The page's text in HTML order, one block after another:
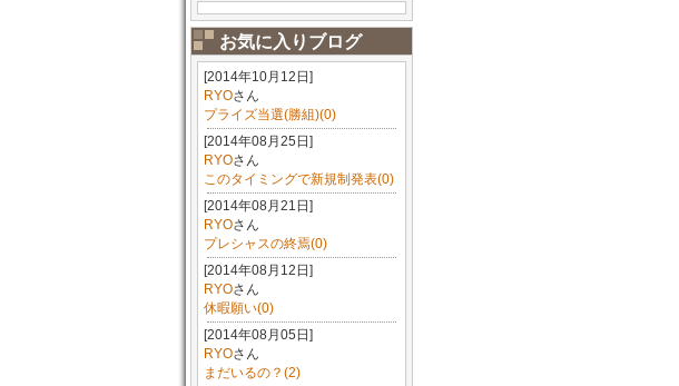
お気に入りブログ
[2014年10月12日]
RYOさん
プライズ当選(勝組)(0)
[2014年08月25日]
RYOさん
このタイミングで新規制発表(0)
[2014年08月21日]
RYOさん
プレシャスの終焉(0)
[2014年08月12日]
RYOさん
休暇願い(0)
[2014年08月05日]
RYOさん
まだいるの？(2)